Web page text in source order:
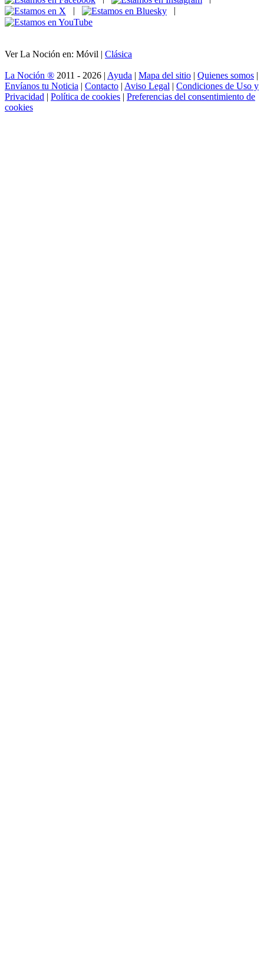
|
|
Ver La Noción en: Móvil | Clásica
La Noción ® 2011 - 2026 | Ayuda | Mapa del sitio | Quienes somos |
Envíanos tu Noticia | Contacto | Aviso Legal | Condiciones de Uso y
Privacidad | Política de cookies | Preferencias del consentimiento de
cookies